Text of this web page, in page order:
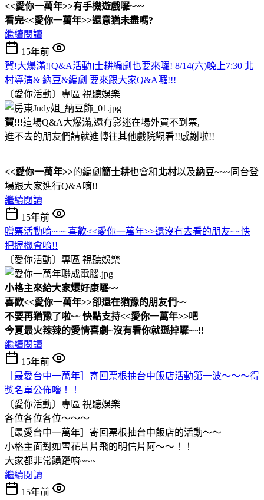
<<愛你一萬年>>有手機遊戲囉~~~
看完<<愛你一萬年>>還意猶未盡嗎?
繼續閱讀
15年前
賀!大爆滿![Q&A活動]士耕編劇也要來囉! 8/14(六)晚上7:30 北
村導演& 納豆&編劇 要來跟大家Q&A囉!!!
〔愛你活動〕專區 視聽娛樂
賀!!!這場Q&A大爆滿,還有影迷在場外買不到票,
進不去的朋友們請就進轉往其他戲院觀看!!感謝啦!!
<<愛你一萬年>>的編劇 簡士耕也會和北村以及納豆~~~同台登
場跟大家進行Q&A唷!!
繼續閱讀
15年前
贈票活動唷~~~喜歡<<愛你一萬年>>還沒有去看的朋友~~快
把握機會唷!!
〔愛你活動〕專區 視聽娛樂
小格主來給大家爆好康囉~~
喜歡<<愛你一萬年>>卻還在猶豫的朋友們~~
不要再猶豫了啦~~ 快點支持<<愛你一萬年>>吧
今夏最火辣辣的愛情喜劇~沒有看你就遜掉囉~~!!
繼續閱讀
15年前
［最愛台中一萬年］寄回票根抽台中飯店活動第一波～～～得
獎名單公佈嚕！！
〔愛你活動〕專區 視聽娛樂
各位各位各位～～～
［最愛台中一萬年］寄回票根抽台中飯店的活動～～
小格主面對如雪花片片飛的明信片阿～～！！
大家都非常踴躍唷~~~
繼續閱讀
15年前